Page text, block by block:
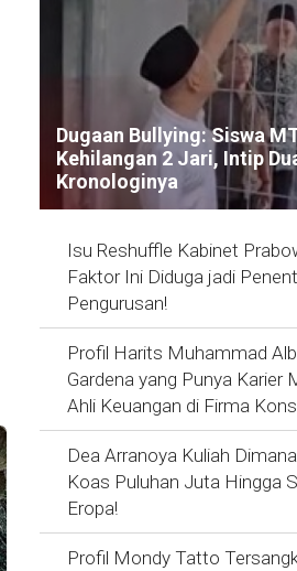
Dugaan Bullying: Siswa
Kehilangan 2 Jari, Intip
Kronologinya
Isu Reshuffle Kabinet
Faktor Ini Diduga jadi
Pengurusan!
Profil Harits Muhammad
Gardena yang Punya Karier
Ahli Keuangan di Firma
Dea Arranoya Kuliah
Koas Puluhan Juta Hingga
Eropa!
Profil Mondy Tatto